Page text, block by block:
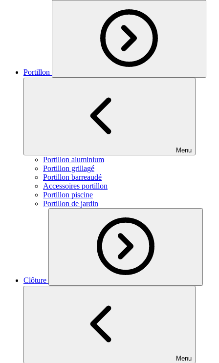
Portillon
Menu
Portillon aluminium
Portillon grillagé
Portillon barreaudé
Accessoires portillon
Portillon piscine
Portillon de jardin
Clôture
Menu